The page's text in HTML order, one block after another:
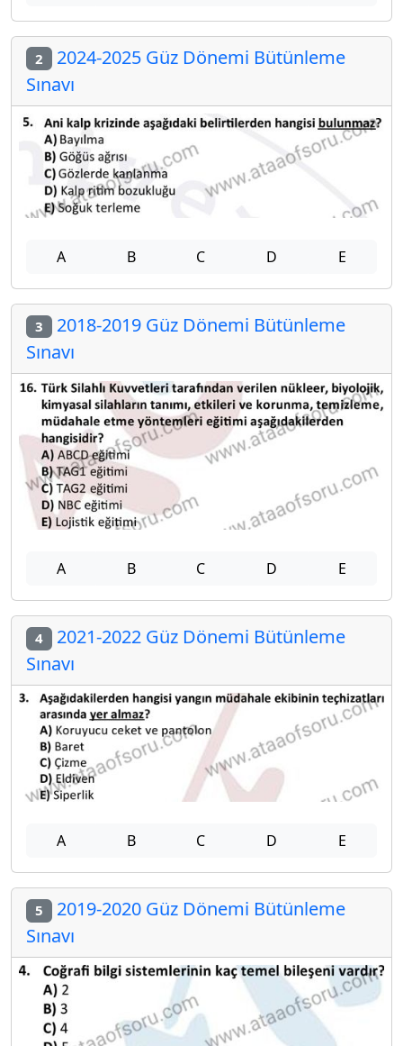
2 2024-2025 Güz Dönemi Bütünleme
Sınavı
A B C D E
3 2018-2019 Güz Dönemi Bütünleme
Sınavı
A B C D E
4 2021-2022 Güz Dönemi Bütünleme
Sınavı
A B C D E
5 2019-2020 Güz Dönemi Bütünleme
Sınavı